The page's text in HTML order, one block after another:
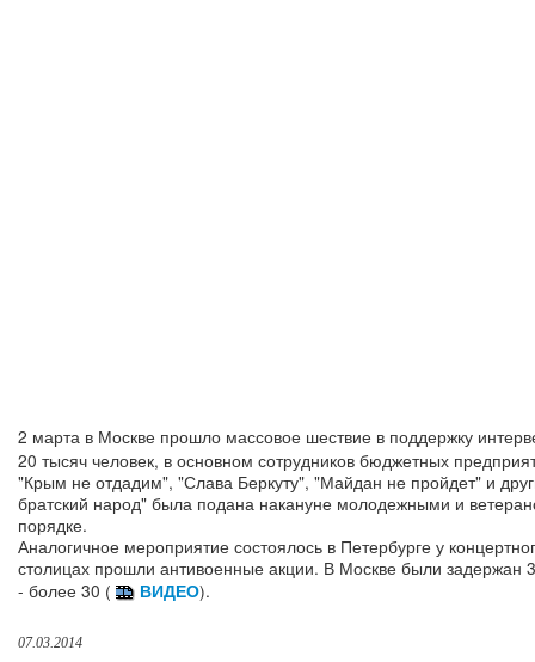
2 марта в Москве прошло массовое шествие в поддержку
20 тысяч человек, в основном сотрудников бюджетных
"Крым не отдадим", "Слава Беркуту", "Майдан не пройдет" и
братский народ" была подана накануне молодежными и
порядке.
Аналогичное мероприятие состоялось в Петербурге у
столицах прошли антивоенные акции. В Москве были задержан
- более 30 (
ВИДЕО).
07.03.2014